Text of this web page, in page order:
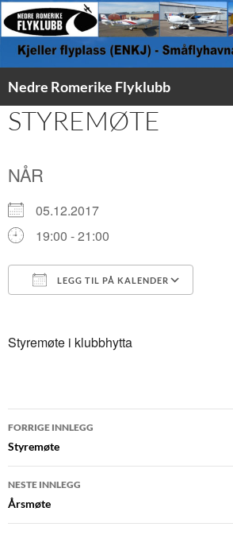
Nedre Romerike Flyklubb
TIL
INNHOLD
STYREMØTE
NÅR
05.12.2017
19:00 - 21:00
LEGG TIL PÅ KALENDER
Styremøte i klubbhytta
Innleggsnavigasjon
FORRIGE INNLEGG
Styremøte
NESTE INNLEGG
Årsmøte